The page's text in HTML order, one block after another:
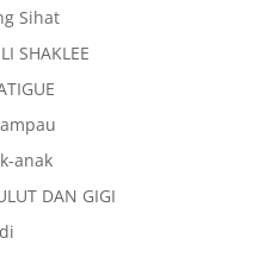
Sihat
SHAKLEE
anak
DAN GIGI